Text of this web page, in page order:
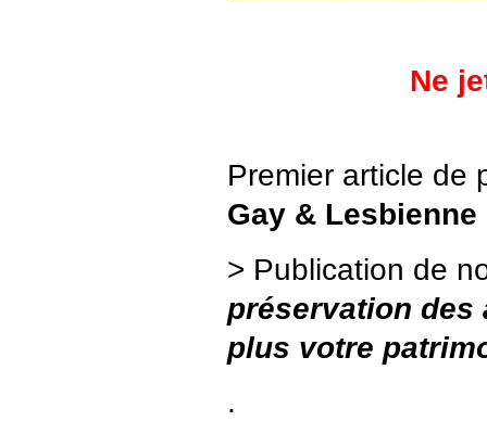
Ne
Premier article de
Gay & Lesbienne
> Publication de
préservation des
plus votre
.